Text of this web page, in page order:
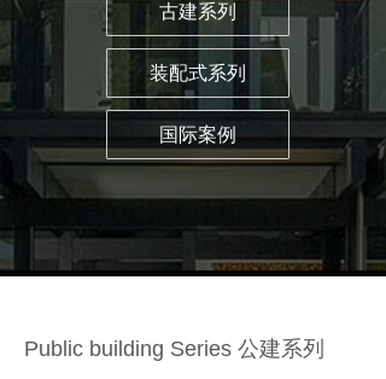
国际案例
古建系列
装配式系列
Public building Series 公建系列